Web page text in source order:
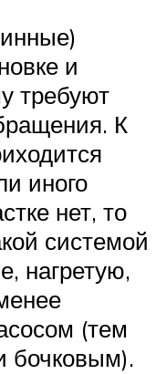
и
требуют
К
иного
нет, то
системой
нагретую,
(тем
бочковым).